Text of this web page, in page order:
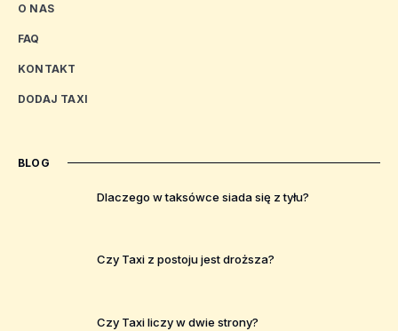
O NAS
FAQ
KONTAKT
DODAJ TAXI
BLOG
Dlaczego w taksówce siada się z tyłu?
Czy Taxi z postoju jest droższa?
Czy Taxi liczy w dwie strony?